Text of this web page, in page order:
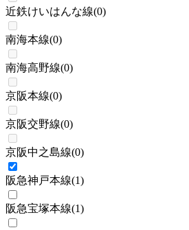
近鉄けいはんな線(0)
南海本線(0)
南海高野線(0)
京阪本線(0)
京阪交野線(0)
京阪中之島線(0)
阪急神戸本線(1)
阪急宝塚本線(1)